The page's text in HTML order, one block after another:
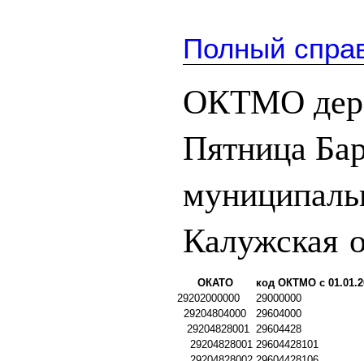
Полный
ОКТМО
Пятница
Калужская
ОКАТО
код ОКТМО с
29202000000
29000000
29204804000
29604000
29204828001 29604428
29204828001 29604428101